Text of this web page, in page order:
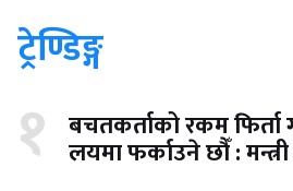
ट्रेण्डिङ्ग
१ बचतकर्ताको रकम
लयमा फर्काउने छौँ :